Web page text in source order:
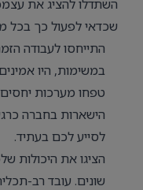
השתדלו להציג את
שכדאי לפעול כך בכל
התייחסו לעבודה
במשימות, היו
טפחו מערכות
הישארות בחברה
לסייע לכם בעתיד.
הציגו את היכולות
שונים. עובד רב-